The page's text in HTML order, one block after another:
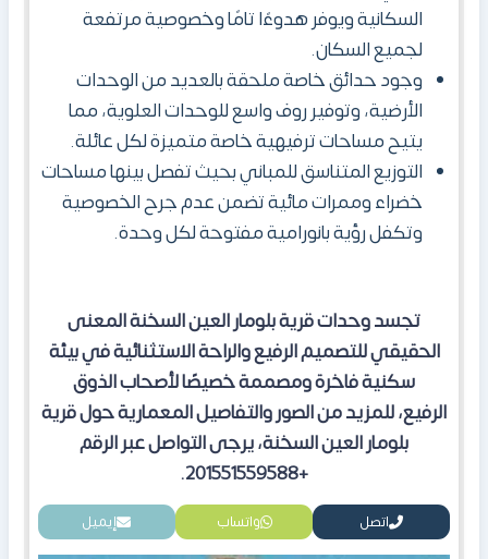
السكانية ويوفر هدوءًا تامًا وخصوصية مرتفعة
لجميع السكان.
وجود حدائق خاصة ملحقة بالعديد من الوحدات
الأرضية، وتوفير روف واسع للوحدات العلوية، مما
يتيح مساحات ترفيهية خاصة متميزة لكل عائلة.
التوزيع المتناسق للمباني بحيث تفصل بينها مساحات
خضراء وممرات مائية تضمن عدم جرح الخصوصية
وتكفل رؤية بانورامية مفتوحة لكل وحدة.
تجسد وحدات قرية بلومار العين السخنة المعنى
الحقيقي للتصميم الرفيع والراحة الاستثنائية في بيئة
سكنية فاخرة ومصممة خصيصًا لأصحاب الذوق
الرفيع،للمزيد من الصور والتفاصيل المعمارية حول قرية
بلومار العين السخنة، يرجى التواصلعبر الرقم
+201551559588
.
اتصل واتساب إيميل